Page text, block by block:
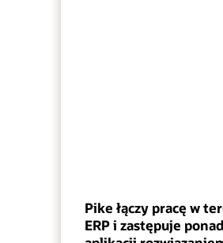
Pike łączy pracę w
ERP i zastępuje